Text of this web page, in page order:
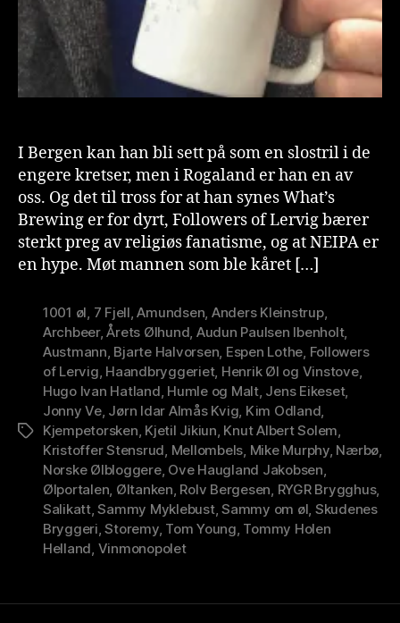
I Bergen kan han bli sett på som en slostril i de
engere kretser, men i Rogaland er han en av
oss. Og det til tross for at han synes What’s
Brewing er for dyrt, Followers of Lervig bærer
sterkt preg av religiøs fanatisme, og at NEIPA er
en hype. Møt mannen som ble kåret […]
Stikkord
1001 øl 7 Fjell ,Amundsen Anders Kleinstrup,
Archbeer,Årets Ølhund Audun Paulsen Ibenholt,
Austmann Bjarte Halvorsen Espen Lothe Followers
of Lervig Haandbryggeriet, Henrik Øl og Vinstove,
Hugo Ivan Hatland Humle og Malt, Jens Eikeset,
Jonny Ve, Jørn Idar Almås Kvig Kim Odland
Kjempetorsken Kjetil Jikiun Knut Albert Solem
Kristoffer Stensrud Mellombels Mike Murphy, Nærbø
Norske Ølbloggere, Ove Haugland Jakobsen
Ølportalen Øltanken Rolv Bergesen RYGR Brygghus,
Salikatt,Sammy Myklebust,Sammy om øl Skudenes
Bryggeri ,Storemy, Tom Young Tommy Holen
Helland Vinmonopolet